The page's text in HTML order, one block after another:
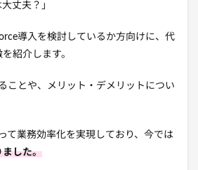
丈夫？」
導入を検討しているか方向けに、代
紹介します。
ことや、メリット・デメリットについ
て業務効率化を実現しており、今では
ました。